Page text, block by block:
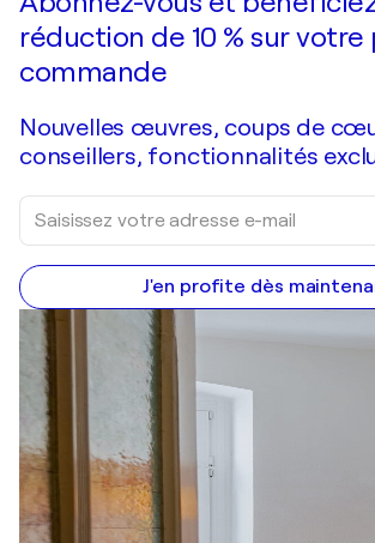
réduction de 10 % sur
commande
Nouvelles œuvres, coups de
conseillers, fonctionnalités
J'en profite dès